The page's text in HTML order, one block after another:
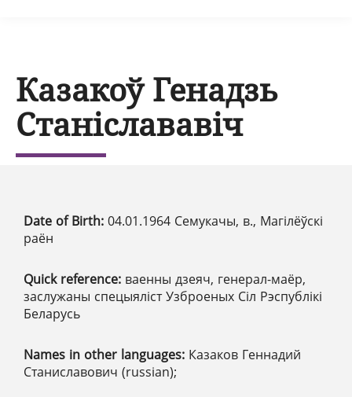
Казакоў Генадзь
Станіслававіч
Date of Birth: 04.01.1964 Семукачы, в., Магілёўскі
раён
Quick reference: ваенны дзеяч, генерал-маёр,
заслужаны спецыяліст Узброеных Сіл Рэспублікі
Беларусь
Names in other languages: Казаков Геннадий
Станиславович (russian);